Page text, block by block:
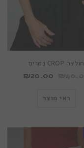
חולצה CROP נמרים
₪20.00
ראי מוצר